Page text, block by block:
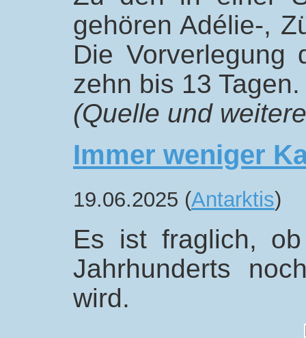
gehören Adélie-,
Die Vorverlegung
zehn bis 13 Tagen.
(Quelle und
Immer weniger
19.06.2025 (Antarktis)
Es ist fraglich,
Jahrhunderts
wird.